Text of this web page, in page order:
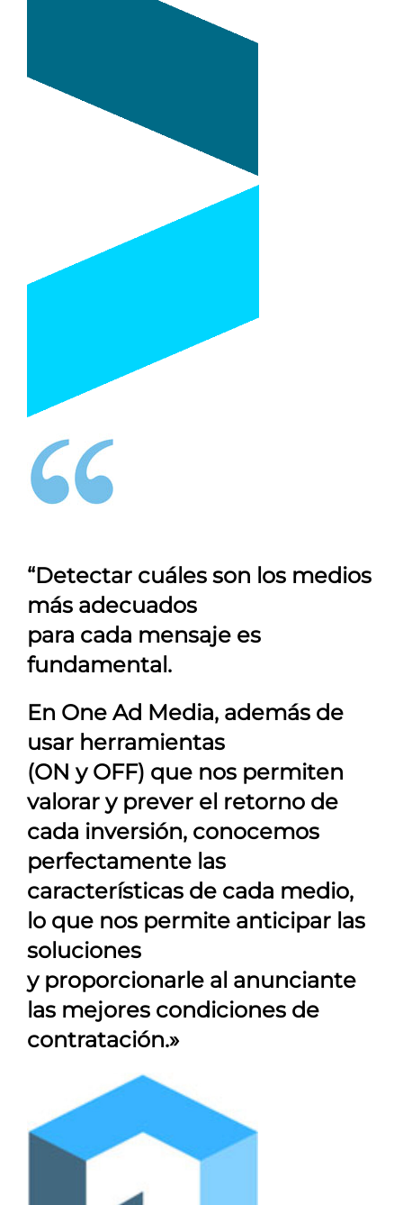
“Detectar cuáles son los medios
más adecuados
para cada mensaje es
fundamental.
En One Ad Media, además de
usar herramientas
(ON y OFF) que nos permiten
valorar y prever el retorno de
cada inversión, conocemos
perfectamente las
características de cada medio,
lo que nos permite anticipar las
soluciones
y proporcionarle al anunciante
las mejores condiciones de
contratación.»